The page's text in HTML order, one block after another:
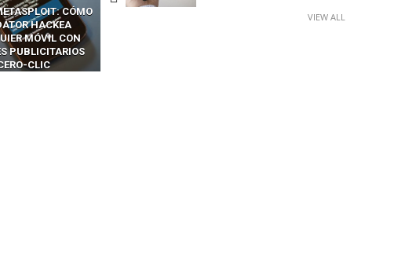
LOS HACKERS
OTPS Y
MÓVILES SIN
— EL INCREÍBLE
LOS SIM BOXES”
CÓMO LOS HACKERS
VIEW ALL